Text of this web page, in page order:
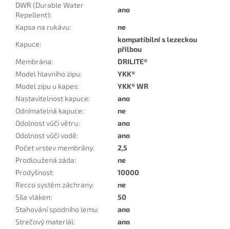
DWR (Durable Water
Repellent):
ano
Kapsa na rukávu:
ne
Kapuce:
kompatibilní s lezeckou
přilbou
Membrána:
DRILITE®
Model hlavního zipu:
YKK®
Model zipu u kapes:
YKK® WR
Nastavitelnost kapuce:
ano
Odnímatelná kapuce:
ne
Odolnost vůči větru:
ano
Odolnost vůči vodě:
ano
Počet vrstev membrány:
2,5
Prodloužená záda:
ne
Prodyšnost:
10000
Recco systém záchrany:
ne
Síla vláken:
50
Stahování spodního lemu:
ano
Strečový materiál:
ano